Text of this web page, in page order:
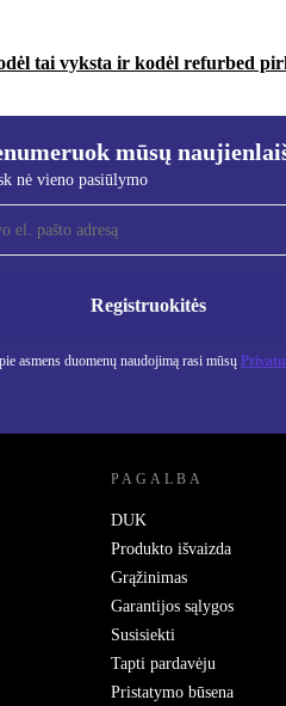
tai vyksta ir kodėl refurbed
mūsų
nė vieno pasiūlymo
Registruokitės
asmens duomenų naudojimą rasi mūsų
Informaciją apie
Privatumo politikoje
NEW.
PAGALBA
DUK
Produkto išvaizda
Grąžinimas
Garantijos sąlygos
Susisiekti
Tapti pardavėju
Pristatymo būsena